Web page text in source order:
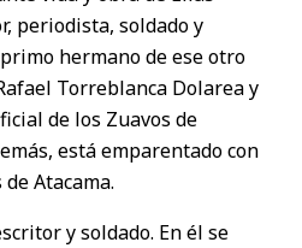
periodista, soldado y
hermano de ese otro
Torreblanca Dolarea y
de los Zuavos de
está emparentado con
Atacama.
y soldado. En él se